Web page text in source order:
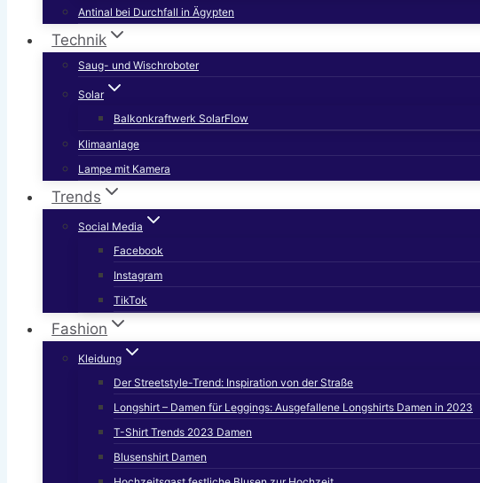
Antinal bei Durchfall in Ägypten
Technik
Saug- und Wischroboter
Solar
Balkonkraftwerk SolarFlow
Klimaanlage
Lampe mit Kamera
Trends
Social Media
Facebook
Instagram
TikTok
Fashion
Kleidung
Der Streetstyle-Trend: Inspiration von der Straße
Longshirt – Damen für Leggings: Ausgefallene Longshirts Damen in 2023
T-Shirt Trends 2023 Damen
Blusenshirt Damen